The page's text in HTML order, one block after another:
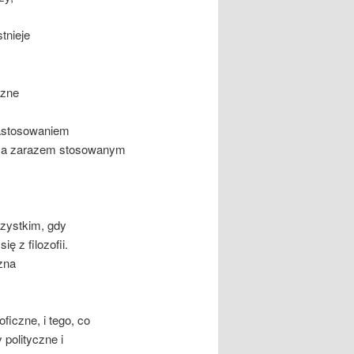
zarazem stosowanym
gdy
z filozofii.
i tego, co
polityczne i